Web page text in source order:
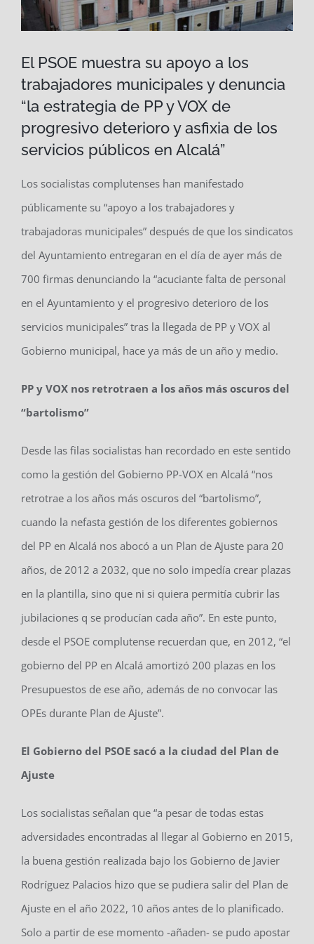
El PSOE muestra su apoyo a los
trabajadores municipales y denuncia
“la estrategia de PP y VOX de
progresivo deterioro y asfixia de los
servicios públicos en Alcalá”
Los socialistas complutenses han manifestado
públicamente su “apoyo a los trabajadores y
trabajadoras municipales” después de que los sindicatos
del Ayuntamiento entregaran en el día de ayer más de
700 firmas denunciando la “acuciante falta de personal
en el Ayuntamiento y el progresivo deterioro de los
servicios municipales” tras la llegada de PP y VOX al
Gobierno municipal, hace ya más de un año y medio.
PP y VOX nos retrotraen a los años más oscuros del
“bartolismo”
Desde las filas socialistas han recordado en este sentido
como la gestión del Gobierno PP-VOX en Alcalá “nos
retrotrae a los años más oscuros del “bartolismo”,
cuando la nefasta gestión de los diferentes gobiernos
del PP en Alcalá nos abocó a un Plan de Ajuste para 20
años, de 2012 a 2032, que no solo impedía crear plazas
en la plantilla, sino que ni si quiera permitía cubrir las
jubilaciones q se producían cada año”. En este punto,
desde el PSOE complutense recuerdan que, en 2012, “el
gobierno del PP en Alcalá amortizó 200 plazas en los
Presupuestos de ese año, además de no convocar las
OPEs durante Plan de Ajuste”.
El Gobierno del PSOE sacó a la ciudad del Plan de
Ajuste
Los socialistas señalan que “a pesar de todas estas
adversidades encontradas al llegar al Gobierno en 2015,
la buena gestión realizada bajo los Gobierno de Javier
Rodríguez Palacios hizo que se pudiera salir del Plan de
Ajuste en el año 2022, 10 años antes de lo planificado.
Solo a partir de ese momento -añaden- se pudo apostar